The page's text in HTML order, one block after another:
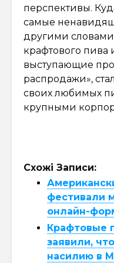
перспективы.
самые
другими
крафтового пива
выступающие
распродажи»,
своих любимых
крупными
Схожі Записи:
фестивали
онлайн-
Крафтовые
заявили,
насилию в